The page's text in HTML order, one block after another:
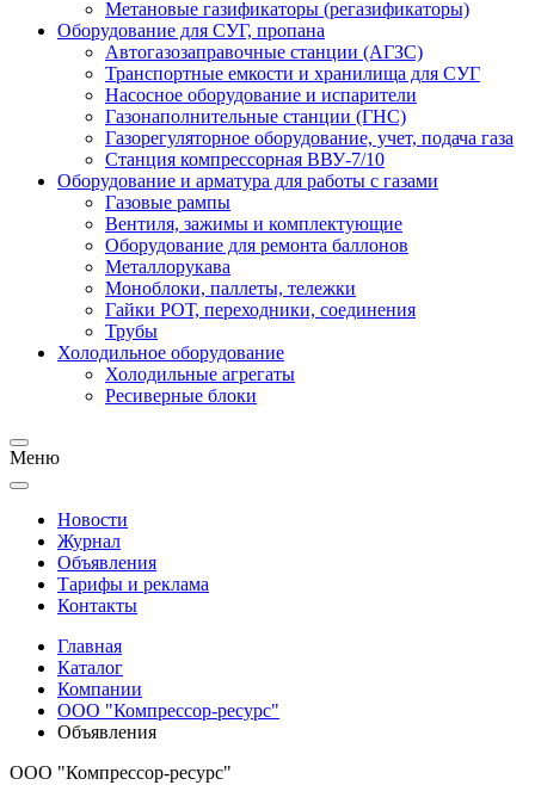
Метановые газификаторы (регазификаторы)
Оборудование для СУГ, пропана
Автогазозаправочные станции (АГЗС)
Транспортные емкости и хранилища для СУГ
Насосное оборудование и испарители
Газонаполнительные станции (ГНС)
Газорегуляторное оборудование, учет, подача газа
Станция компрессорная ВВУ-7/10
Оборудование и арматура для работы с газами
Газовые рампы
Вентиля, зажимы и комплектующие
Оборудование для ремонта баллонов
Металлорукава
Моноблоки, паллеты, тележки
Гайки РОТ, переходники, соединения
Трубы
Холодильное оборудование
Холодильные агрегаты
Ресиверные блоки
Меню
Новости
Журнал
Объявления
Тарифы и реклама
Контакты
Главная
Каталог
Компании
ООО "Компрессор-ресурс"
Объявления
ООО "Компрессор-ресурс"